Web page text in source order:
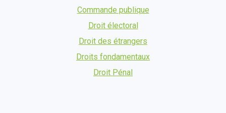
Commande publique
Droit électoral
Droit des étrangers
Droits fondamentaux
Droit Pénal